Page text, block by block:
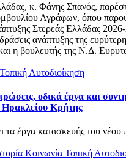
κ. Φάνης Σπανός,
Αγράφων, όπου
Στερεάς Ελλάδας
ανάπτυξης της
η βουλευτής της Ν.Δ.
Τοπική Αυτοδιοίκηση
οδικά έργα και
Ηρακλείου Κρήτης
τα έργα κατασκευής του νέου
Κοινωνία Τοπική